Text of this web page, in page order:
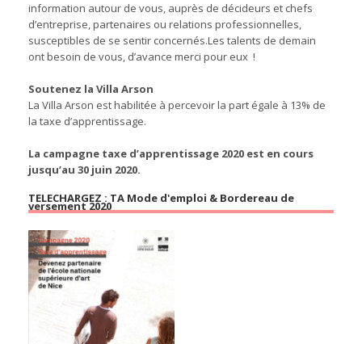
information autour de vous, auprès de décideurs et chefs
d’entreprise, partenaires ou relations professionnelles,
susceptibles de se sentir concernés.Les talents de demain
ont besoin de vous, d’avance merci pour eux !
Soutenez la Villa Arson
La Villa Arson est habilitée à percevoir la part égale à 13% de
la taxe d’apprentissage.
La campagne taxe d’apprentissage 2020 est en cours
jusqu’au 30 juin 2020.
TELECHARGEZ : TA Mode d'emploi & Bordereau de
versement 2020